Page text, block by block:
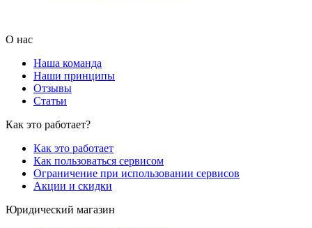
О нас
Наша команда
Наши принципы
Отзывы
Статьи
Как это работает?
Как это работает
Как пользоваться сервисом
Ограничение при использовании сервисов
Акции и скидки
Юридический магазин